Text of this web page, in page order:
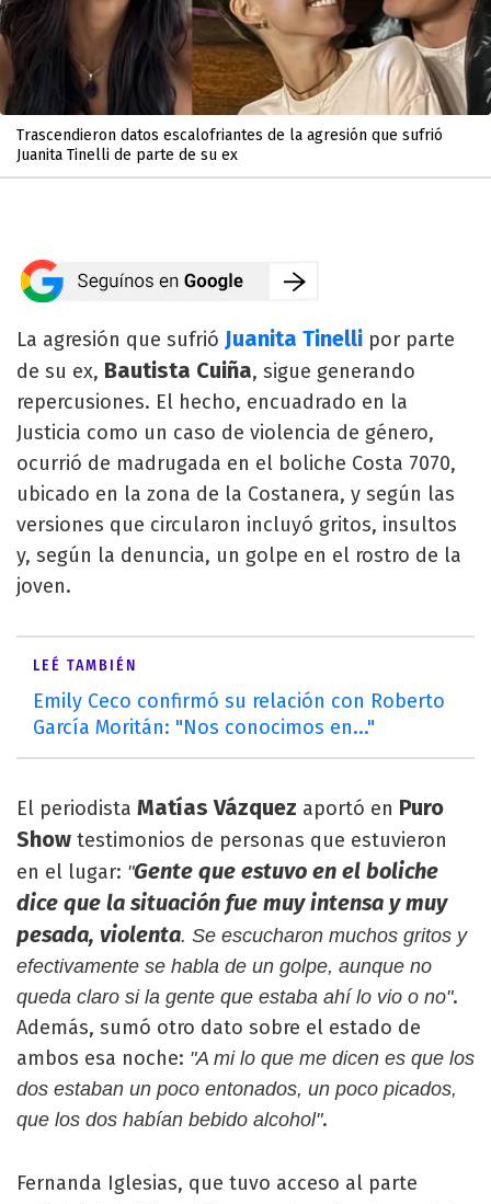
Trascendieron datos escalofriantes de la agresión que sufrió
Juanita Tinelli de parte de su ex
La agresión que sufrió Juanita Tinelli por parte
de su ex, Bautista Cuiña, sigue generando
repercusiones. El hecho, encuadrado en la
Justicia como un caso de violencia de género,
ocurrió de madrugada en el boliche Costa 7070,
ubicado en la zona de la Costanera, y según las
versiones que circularon incluyó gritos, insultos
y, según la denuncia, un golpe en el rostro de la
joven.
LEÉ TAMBIÉN
Emily Ceco confirmó su relación con Roberto
García Moritán: "Nos conocimos en..."
El periodista Matías Vázquez aportó en Puro
Show testimonios de personas que estuvieron
en el lugar: "Gente que estuvo en el boliche
dice que la situación fue muy intensa y muy
pesada, violenta. Se escucharon muchos gritos y
efectivamente se habla de un golpe, aunque no
queda claro si la gente que estaba ahí lo vio o no".
Además, sumó otro dato sobre el estado de
ambos esa noche: "A mi lo que me dicen es que los
dos estaban un poco entonados, un poco picados,
que los dos habían bebido alcohol".
Fernanda Iglesias, que tuvo acceso al parte